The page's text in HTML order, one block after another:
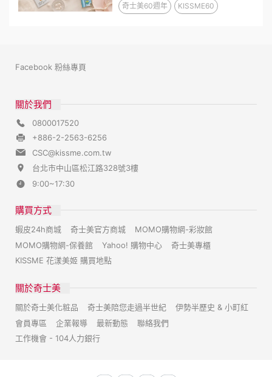
奇士美60週年 KISSME60
關於我們
0800017520
+886-2-2563-6256
CSC@kissme.com.tw
台北市中山區松江路328號3樓
9:00~17:30
購買方式
蝦皮24h商城 奇士美官方商城
MOMO購物網-彩妝館
MOMO購物網-保養館
Yahoo! 購物中心
奇士美專櫃
KISSME 花漾美姬 購買地點
關於奇士美
關於奇士美化粧品 奇士美陪您走過半世紀
伊勢半歷史 & 小町紅
會員專區
企業報導 最新動態
聯絡我們
工作機會 - 104人力銀行
Facebook 粉絲專頁